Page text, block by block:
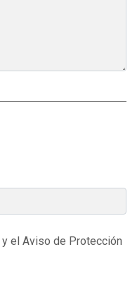
y el Aviso de Protección